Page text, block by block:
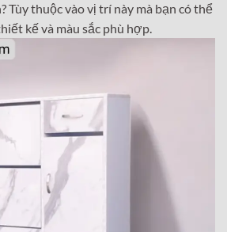
Tùy thuộc vào vị trí này mà bạn có thể
kế và màu sắc phù hợp.